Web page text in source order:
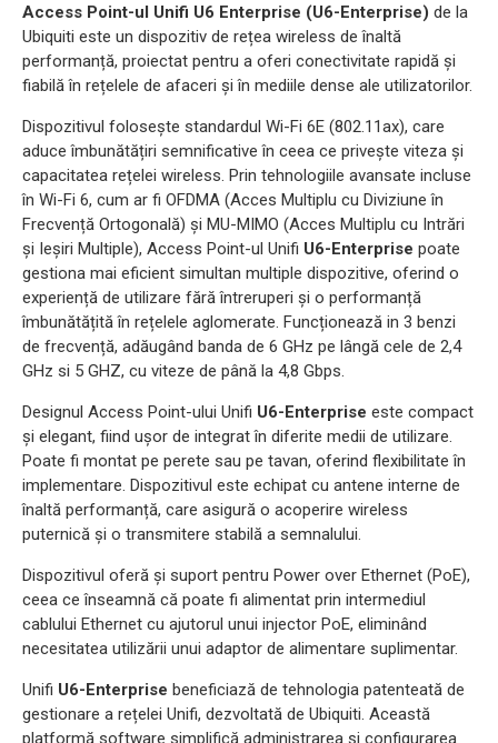
Access Point-ul Unifi U6 Enterprise (U6-Enterprise) de la
Ubiquiti este un dispozitiv de rețea wireless de înaltă
performanță, proiectat pentru a oferi conectivitate rapidă și
fiabilă în rețelele de afaceri și în mediile dense ale utilizatorilor.
Dispozitivul folosește standardul Wi-Fi 6E (802.11ax), care
aduce îmbunătățiri semnificative în ceea ce privește viteza și
capacitatea rețelei wireless. Prin tehnologiile avansate incluse
în Wi-Fi 6, cum ar fi OFDMA (Acces Multiplu cu Diviziune în
Frecvență Ortogonală) și MU-MIMO (Acces Multiplu cu Intrări
și Ieșiri Multiple), Access Point-ul Unifi U6-Enterprise poate
gestiona mai eficient simultan multiple dispozitive, oferind o
experiență de utilizare fără întreruperi și o performanță
îmbunătățită în rețelele aglomerate. Funcționează in 3 benzi
de frecvență, adăugând banda de 6 GHz pe lângă cele de 2,4
GHz si 5 GHZ, cu viteze de până la 4,8 Gbps.
Designul Access Point-ului Unifi U6-Enterprise este compact
și elegant, fiind ușor de integrat în diferite medii de utilizare.
Poate fi montat pe perete sau pe tavan, oferind flexibilitate în
implementare. Dispozitivul este echipat cu antene interne de
înaltă performanță, care asigură o acoperire wireless
puternică și o transmitere stabilă a semnalului.
Dispozitivul oferă și suport pentru Power over Ethernet (PoE),
ceea ce înseamnă că poate fi alimentat prin intermediul
cablului Ethernet cu ajutorul unui injector PoE, eliminând
necesitatea utilizării unui adaptor de alimentare suplimentar.
Unifi U6-Enterprise beneficiază de tehnologia patenteată de
gestionare a rețelei Unifi, dezvoltată de Ubiquiti. Această
platformă software simplifică administrarea și configurarea